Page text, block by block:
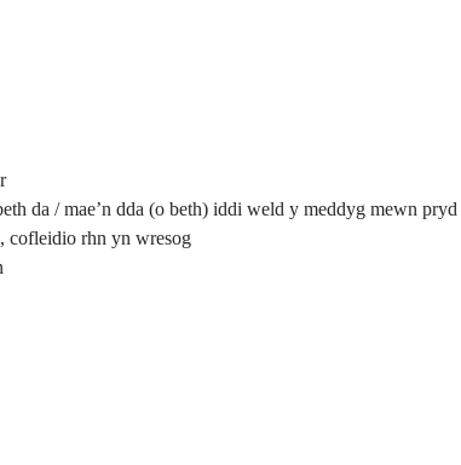
da / mae’n dda (o beth) iddi weld y meddyg mewn pryd
cofleidio rhn yn wresog